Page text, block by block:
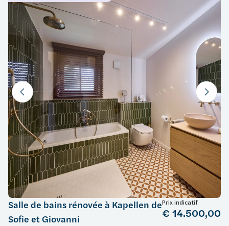
Salle de bains rénovée à Kapellen de
Sofie et Giovanni
Prix indicatif
€ 14.500,00